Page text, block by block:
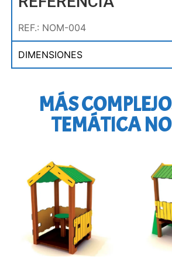
REF.: NOM-004
DIMENSIONES
MÁS
TEMÁTICA